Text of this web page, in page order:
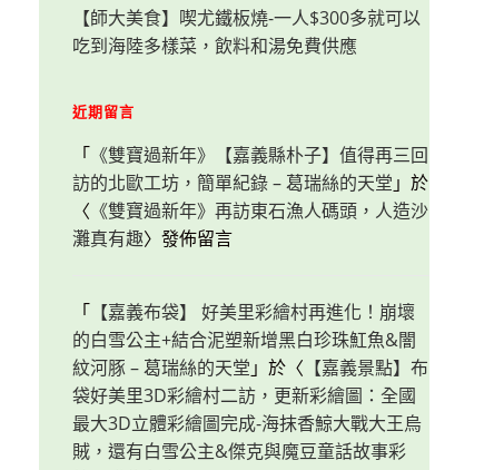
【師大美食】喫尤鐵板燒-一人$300多就可以
吃到海陸多樣菜，飲料和湯免費供應
近期留言
「 《雙寶過新年》【嘉義縣朴子】值得再三回
訪的北歐工坊，簡單紀錄 – 葛瑞絲的天堂 」於
〈 《雙寶過新年》再訪東石漁人碼頭，人造沙
灘真有趣〉發佈留言
「 【嘉義布袋】 好美里彩繪村再進化！崩壞
的白雪公主+結合泥塑新增黑白珍珠魟魚&闇
紋河豚 – 葛瑞絲的天堂 」於〈 【嘉義景點】布
袋好美里3D彩繪村二訪，更新彩繪圖：全國
最大3D立體彩繪圖完成-海抹香鯨大戰大王烏
賊，還有白雪公主&傑克與魔豆童話故事彩